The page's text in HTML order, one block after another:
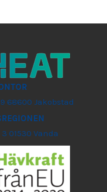
68600 Jakobstad
01530 Vanda